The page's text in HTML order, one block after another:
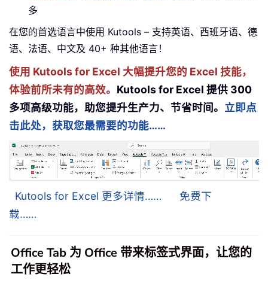
多
在您的首选语言中使用 Kutools – 支持英语、西班牙语、德
语、法语、中文及 40+ 种其他语言！
使用 Kutools for Excel 大幅提升您的 Excel 技能，
体验前所未有的高效。 Kutools for Excel 提供 300
多项高级功能，助您提升生产力、节省时间。 立即点
击此处，获取您最需要的功能……
Kutools for Excel 更多详情……
免费下
载……
Office Tab 为 Office 带来标签式界面，让您的
工作更轻松